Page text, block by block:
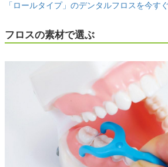
「ロールタイプ」のデンタルフロスを今す
フロスの素材で選ぶ